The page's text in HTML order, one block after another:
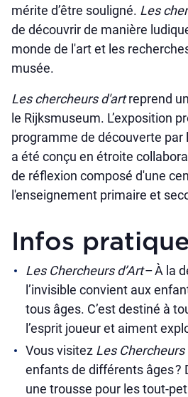
mérite d’être souligné. Les
de découvrir de manière
monde de l'art et les
musée.
Les chercheurs d'artreprend
le Rijksmuseum. L’exposition
programme de découverte par
a été conçu en étroite
de réflexion composé d'une
l'enseignement primaire et
Infos
Les Chercheurs d’Art– À la
l’invisible convient aux
tous âges. C’est destiné à
l’esprit joueur et aiment
Vous visitez Les Chercheurs
enfants de différents âges ?
une trousse pour les